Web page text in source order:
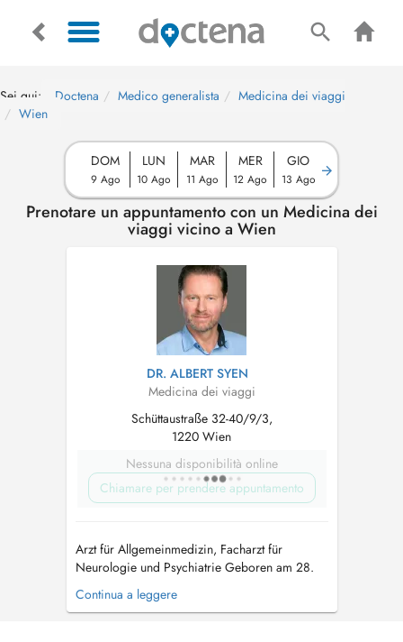
Sei qui: Doctena Medico generalista
Medicina dei viaggi
Wien
DOM
9 Ago
LUN
10 Ago
MAR
11 Ago
MER
12 Ago
GIO
13 Ago
Prenotare un appuntamento con un Medicina dei
viaggi vicino a Wien
DR. ALBERT SYEN
Medicina dei viaggi
Schüttaustraße 32-40/9/3,
1220 Wien
Nessuna disponibilità online
Chiamare per prendere appuntamento
Arzt für Allgemeinmedizin, Facharzt für
Neurologie und Psychiatrie Geboren am 28.
November 1963 in Bad Aussee. Verheiratet, 2
erwachsene Töchter, wohnhaft in
Continua a leggere